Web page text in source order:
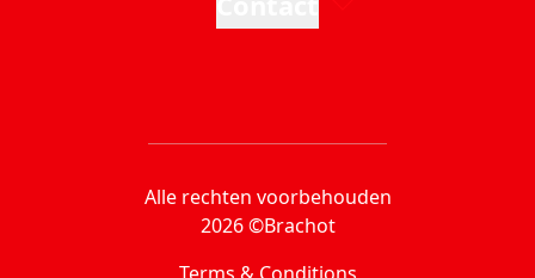
Alle rechten voorbehouden
2026 ©Brachot